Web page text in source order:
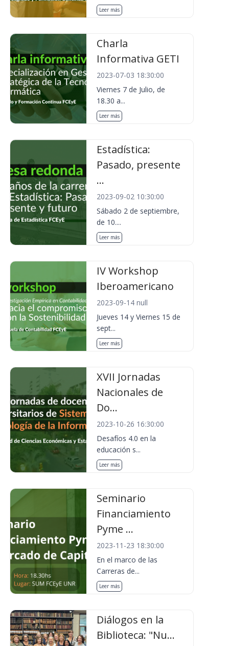
Leer más
Charla
Informativa GETI
2023-07-03 18:30:00
Viernes 7 de Julio, de
18.30 a...
Leer más
Estadística:
Pasado, presente
...
2023-09-02 10:30:00
Sábado 2 de septiembre,
de 10....
Leer más
IV Workshop
Iberoamericano
2023-09-14 null
Jueves 14 y Viernes 15 de
sept...
Leer más
XVII Jornadas
Nacionales de
Do...
2023-10-26 16:30:00
Desafíos 4.0 en la
educación s...
Leer más
Seminario
Financiamiento
Pyme ...
2023-11-23 18:30:00
En el marco de las
Carreras de...
Leer más
Diálogos en la
Biblioteca: "Nu...